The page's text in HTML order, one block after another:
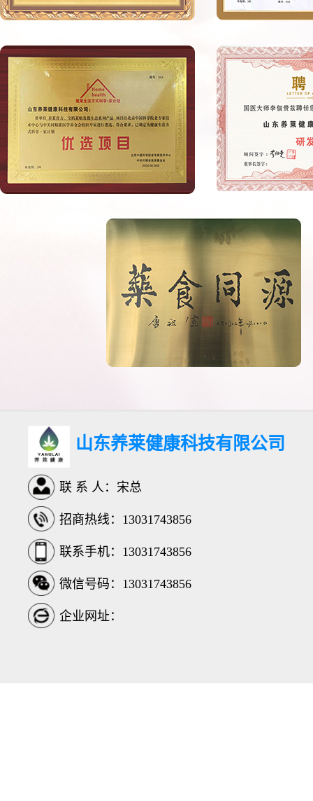
山东养莱健康科技有限公司
联 系 人：宋总
招商热线：13031743856
联系手机：13031743856
微信号码：13031743856
企业网址：